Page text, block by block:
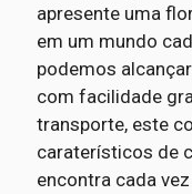
apresente uma
em um mundo
podemos
com facilidade
transporte, este
caraterísticos de
encontra cada